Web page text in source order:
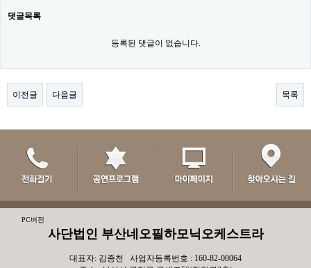
댓글목록
등록된 댓글이 없습니다.
이전글 다음글 목록
PC버전
사단법인 부산네오필하모닉오케스트라
대표자: 김종천 사업자등록번호 : 160-82-00064